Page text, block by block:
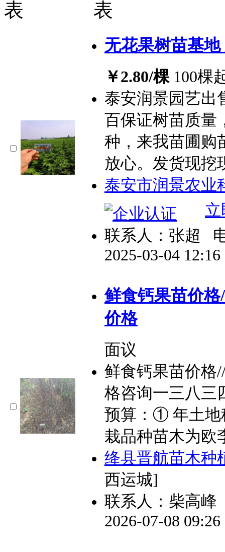
无花果树苗基
￥2.80/棵 100棵
泰安润景园艺出
百保证树苗质量
种，来我苗圃购
放心。发货现挖
泰安市润景农业
联系人：张超
2025-03-04
鲜食钙果苗价
价格
面议
鲜食钙果苗价格
格咨询一三八三
预算：① 年土地
栽品种苗木为欧
绛县晋航苗木种
西运城]
联系人：柴高峰
2026-07-08